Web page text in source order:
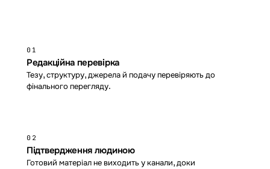
01
Редакційна перевірка
Тезу, структуру, джерела й подачу перевіряють до
фінального перегляду.
02
Підтвердження людиною
Готовий матеріал не виходить у канали, доки